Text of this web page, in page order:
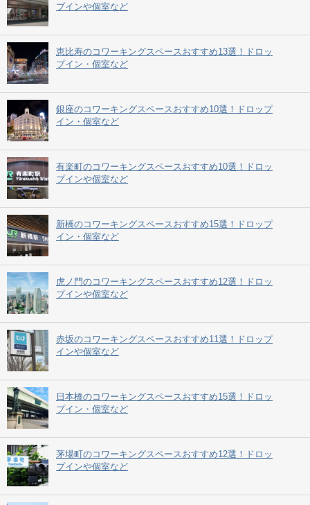
プインや個室など
恵比寿のコワーキングスペースおすすめ13選！ドロッ
プイン・個室など
銀座のコワーキングスペースおすすめ10選！ドロップ
イン・個室など
有楽町のコワーキングスペースおすすめ10選！ドロッ
プインや個室など
新橋のコワーキングスペースおすすめ15選！ドロップ
イン・個室など
虎ノ門のコワーキングスペースおすすめ12選！ドロッ
プインや個室など
赤坂のコワーキングスペースおすすめ11選！ドロップ
インや個室など
日本橋のコワーキングスペースおすすめ15選！ドロッ
プイン・個室など
茅場町のコワーキングスペースおすすめ12選！ドロッ
プインや個室など